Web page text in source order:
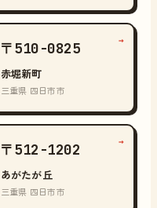
〒510-0825
赤堀新町
三重県 四日市市
→
〒512-1202
あがたが丘
三重県 四日市市
→